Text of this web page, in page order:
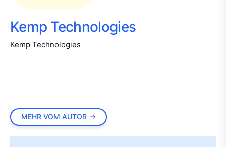
Kemp Technologies
Kemp Technologies
MEHR VOM AUTOR